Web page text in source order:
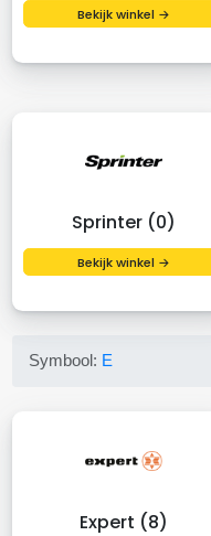
Bekijk winkel →
Sprinter (0)
Bekijk winkel →
Symbool: E
Expert (8)